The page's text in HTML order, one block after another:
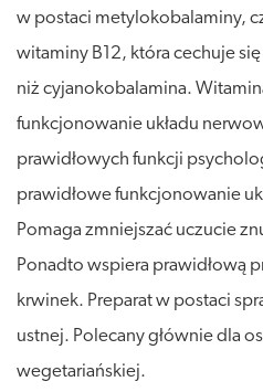
w postaci metylokobalaminy,
witaminy B12, która cechuje
niż cyjanokobalamina.
funkcjonowanie układu
prawidłowych funkcji
prawidłowe funkcjonowanie
Pomaga zmniejszać uczucie
Ponadto wspiera prawidłową
krwinek. Preparat w postaci
ustnej. Polecany głównie dla
wegetariańskiej.